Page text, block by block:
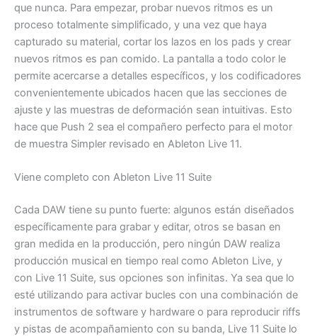
que nunca. Para empezar, probar nuevos ritmos es un
proceso totalmente simplificado, y una vez que haya
capturado su material, cortar los lazos en los pads y crear
nuevos ritmos es pan comido. La pantalla a todo color le
permite acercarse a detalles específicos, y los codificadores
convenientemente ubicados hacen que las secciones de
ajuste y las muestras de deformación sean intuitivas. Esto
hace que Push 2 sea el compañero perfecto para el motor
de muestra Simpler revisado en Ableton Live 11.
Viene completo con Ableton Live 11 Suite
Cada DAW tiene su punto fuerte: algunos están diseñados
específicamente para grabar y editar, otros se basan en
gran medida en la producción, pero ningún DAW realiza
producción musical en tiempo real como Ableton Live, y
con Live 11 Suite, sus opciones son infinitas. Ya sea que lo
esté utilizando para activar bucles con una combinación de
instrumentos de software y hardware o para reproducir riffs
y pistas de acompañamiento con su banda, Live 11 Suite lo